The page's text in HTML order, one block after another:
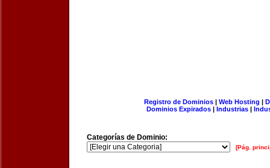
Registro de Dominios| Web Hosting |
Dominios Expirados | Industrias |
Categorías de Dominio:
[Pág.